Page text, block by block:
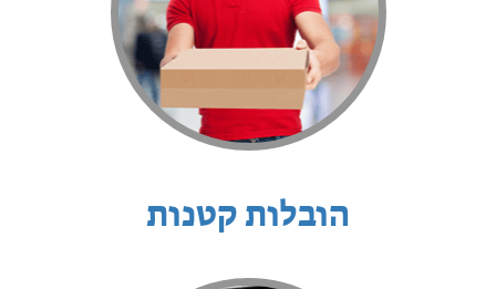
הובלות קטנות